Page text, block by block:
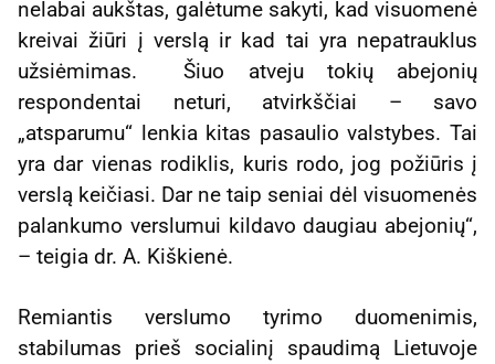
nelabai aukštas, galėtume sakyti, kad visuomenė
kreivai žiūri į verslą ir kad tai yra nepatrauklus
užsiėmimas. Šiuo atveju tokių abejonių
respondentai neturi, atvirkščiai – savo
„atsparumu“ lenkia kitas pasaulio valstybes. Tai
yra dar vienas rodiklis, kuris rodo, jog požiūris į
verslą keičiasi. Dar ne taip seniai dėl visuomenės
palankumo verslumui kildavo daugiau abejonių“,
– teigia dr. A. Kiškienė.
Remiantis verslumo tyrimo duomenimis,
stabilumas prieš socialinį spaudimą Lietuvoje